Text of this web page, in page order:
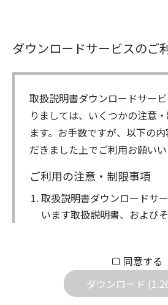
ダウンロードサービスのご
取扱説明書ダウンロードサー
りましては、いくつかの注意
ます。お手数ですが、以下の
だきました上でご利用お願いい
ご利用の注意・制限事項
取扱説明書ダウンロードサ
います取扱説明書、および
属します。ダウンロードし
個人が本来の目的でご使用
ですが、権利者の許諾を得
同意する
ダウンロード